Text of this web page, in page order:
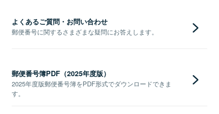
よくあるご質問・お問い合わせ
郵便番号に関するさまざまな疑問にお答えします。
郵便番号簿PDF（2025年度版）
2025年度版郵便番号簿をPDF形式でダウンロードできま
す。